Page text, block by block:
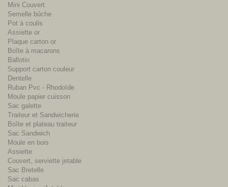
Mini Couvert
Semelle bûche
Pot à coulis
Assiette or
Plaque carton or
Boîte à macarons
Ballotin
Support carton couleur
Dentelle
Ruban Pvc - Rhodoïde
Moule papier cuisson
Sac galette
Traiteur et Sandwicherie
Boîte et plateau traiteur
Sac Sandwich
Moule en bois
Assiette
Couvert, serviette jetable
Sac Bretelle
Sac cabas